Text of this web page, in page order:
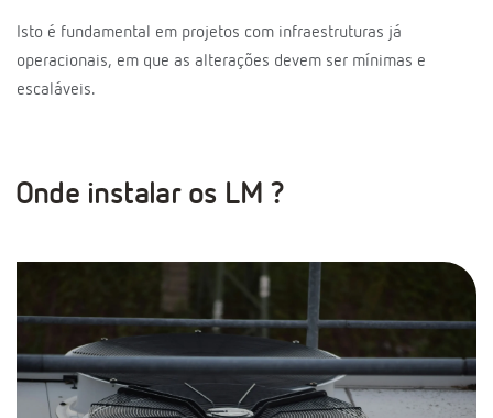
Isto é fundamental em projetos com infraestruturas já
operacionais, em que as alterações devem ser mínimas e
escaláveis.
Onde instalar os LM ?